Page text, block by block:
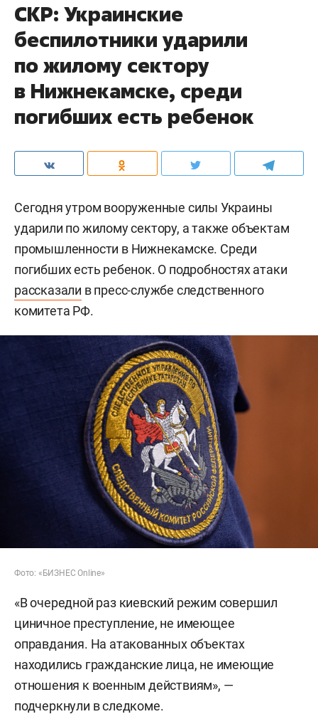
СКР: Украинские
беспилотники ударили
по жилому сектору
в Нижнекамске, среди
погибших есть ребенок
Сегодня утром вооруженные силы Украины
ударили по жилому сектору, а также объектам
промышленности в Нижнекамске. Среди
погибших есть ребенок. О подробностях атаки
рассказали в пресс-службе следственного
комитета РФ.
Фото: «БИЗНЕС Online»
«В очередной раз киевский режим совершил
циничное преступление, не имеющее
оправдания. На атакованных объектах
находились гражданские лица, не имеющие
отношения к военным действиям», —
подчеркнули в следкоме.